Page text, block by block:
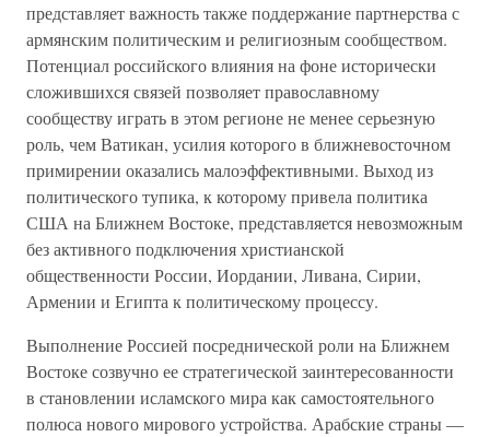
представляет важность также поддержание партнерства с
армянским политическим и религиозным сообществом.
Потенциал российского влияния на фоне исторически
сложившихся связей позволяет православному
сообществу играть в этом регионе не менее серьезную
роль, чем Ватикан, усилия которого в ближневосточном
примирении оказались малоэффективными. Выход из
политического тупика, к которому привела политика
США на Ближнем Востоке, представляется невозможным
без активного подключения христианской
общественности России, Иордании, Ливана, Сирии,
Армении и Египта к политическому процессу.
Выполнение Россией посреднической роли на Ближнем
Востоке созвучно ее стратегической заинтересованности
в становлении исламского мира как самостоятельного
полюса нового мирового устройства. Арабские страны —